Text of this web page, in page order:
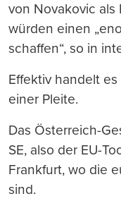
von Novakovic als
würden einen
schaffen“, so in
Effektiv handelt
einer Pleite.
Das Österreich-
SE, also der EU-
Frankfurt, wo die
sind.